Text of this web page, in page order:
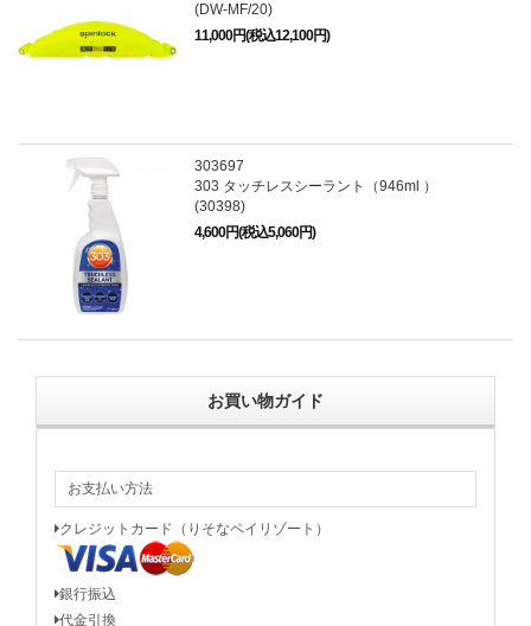
(DW-MF/20)
11,000円(税込12,100円)
303697
303 タッチレスシーラント（946ml ）
(30398)
4,600円(税込5,060円)
お買い物ガイド
お支払い方法
クレジットカード（りそなペイリゾート）
銀行振込
代金引換